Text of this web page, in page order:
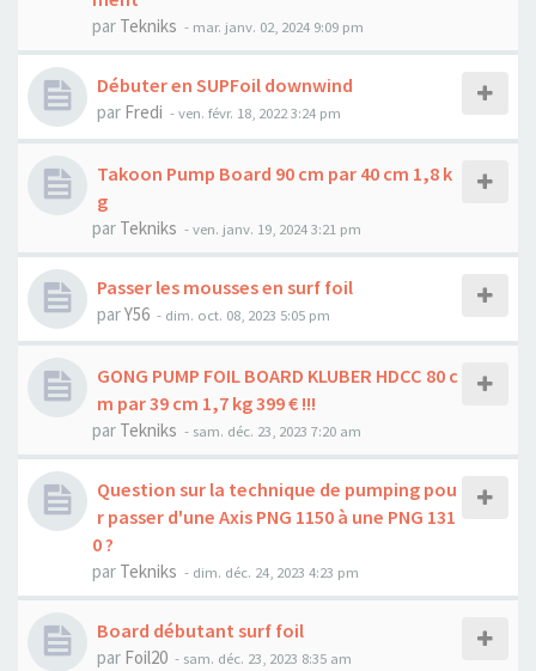
par Tekniks - mar. janv. 02, 2024 9:09 pm
Débuter en SUPFoil downwind
par Fredi -ven. févr. 18, 2022 3:24 pm
Takoon Pump Board 90 cm par 40 cm 1,8 k
g
par Tekniks -ven. janv. 19, 2024 3:21 pm
Passer les mousses en surf foil
parY56 - dim. oct. 08, 2023 5:05 pm
GONG PUMP FOIL BOARD KLUBER HDCC 80 c
m par 39 cm 1,7 kg 399 € !!!
par Tekniks - sam. déc. 23, 2023 7:20 am
Question sur la technique de pumping pou
r passer d'une Axis PNG 1150 à une PNG 131
0 ?
par Tekniks - dim. déc. 24, 2023 4:23 pm
Board débutant surf foil
par Foil20 - sam. déc. 23, 2023 8:35 am